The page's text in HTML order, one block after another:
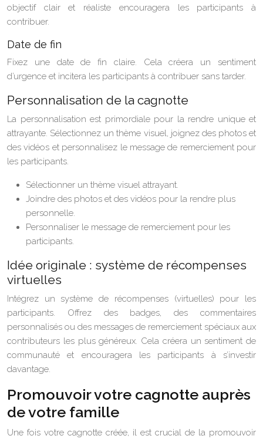
objectif clair et réaliste encouragera les participants à
contribuer.
Date de fin
Fixez une date de fin claire. Cela créera un sentiment
d’urgence et incitera les participants à contribuer sans tarder.
Personnalisation de la cagnotte
La personnalisation est primordiale pour la rendre unique et
attrayante. Sélectionnez un thème visuel, joignez des photos et
des vidéos et personnalisez le message de remerciement pour
les participants.
Sélectionner un thème visuel attrayant.
Joindre des photos et des vidéos pour la rendre plus
personnelle.
Personnaliser le message de remerciement pour les
participants.
Idée originale : système de récompenses
virtuelles
Intégrez un système de récompenses (virtuelles) pour les
participants. Offrez des badges, des commentaires
personnalisés ou des messages de remerciement spéciaux aux
contributeurs les plus généreux. Cela créera un sentiment de
communauté et encouragera les participants à s’investir
davantage.
Promouvoir votre cagnotte auprès
de votre famille
Une fois votre cagnotte créée, il est crucial de la promouvoir